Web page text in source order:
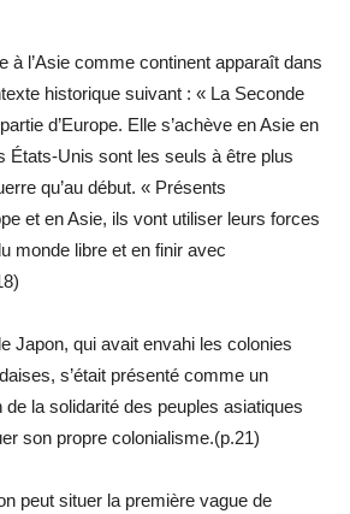
à l’Asie comme continent apparaît dans
historique suivant : « La Seconde
d’Europe. Elle s’achève en Asie en
États-Unis sont les seuls à être plus
qu’au début. « Présents
et en Asie, ils vont utiliser leurs forces
monde libre et en finir avec
Japon, qui avait envahi les colonies
s’était présenté comme un
de la solidarité des peuples asiatiques
son propre colonialisme.(p.21)
peut situer la première vague de